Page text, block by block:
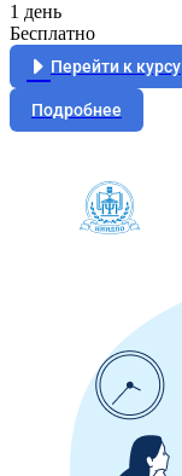
1 день
Бесплатно
Перейти к курсу
Подробнее